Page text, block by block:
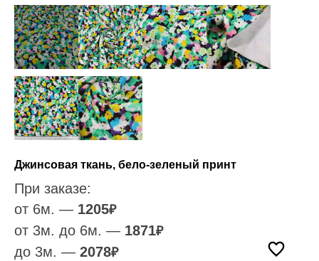
Джинсовая ткань, бело-зеленый принт
При заказе:
от 6м. — 1205₽
от 3м. до 6м. — 1871₽
до 3м. — 2078₽